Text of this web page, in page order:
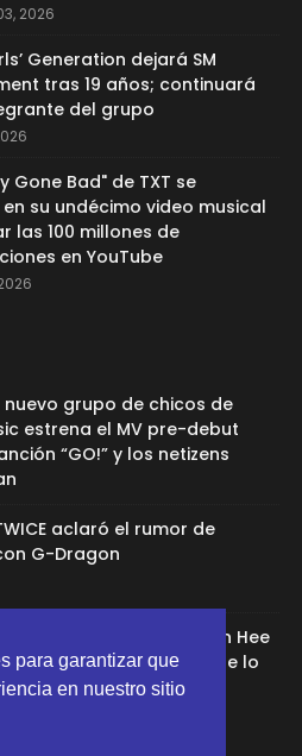
para garantizar que
en nuestro sitio
2026
Generation dejará SM
tras 19 años; continuará
del grupo
Gone Bad" de TXT se
su undécimo video musical
las 100 millones de
en YouTube
nuevo grupo de chicos de
estrena el MV pre-debut
“GO!” y los netizens
aclaró el rumor de
G-Dragon
de ADOR afirmó que Min Hee
porque su chamán se lo